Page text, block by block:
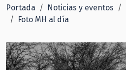
Portada Noticias y eventos
Foto MH al día